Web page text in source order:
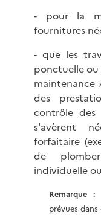
- pour la
fournitures
- que les
ponctuelle
des
contrôle des
s'avèrent
forfaitaire
de
individuelle
Remarque :
prévues